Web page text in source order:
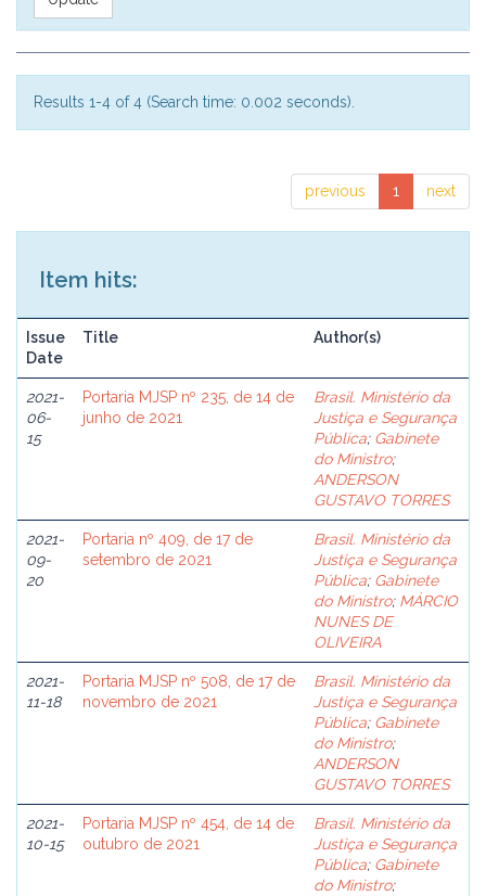
Results 1-4 of 4 (Search time: 0.002 seconds).
previous 1 next
Item hits:
Issue
Date
Title Author(s)
2021-
06-
15
Portaria MJSP nº 235, de 14 de
junho de 2021
Brasil. Ministério da
Justiça e Segurança
Pública; Gabinete
do Ministro;
ANDERSON
GUSTAVO TORRES
2021-
09-
20
Portaria nº 409, de 17 de
setembro de 2021
Brasil. Ministério da
Justiça e Segurança
Pública; Gabinete
do Ministro; MÁRCIO
NUNES DE
OLIVEIRA
2021-
11-18
Portaria MJSP nº 508, de 17 de
novembro de 2021
Brasil. Ministério da
Justiça e Segurança
Pública; Gabinete
do Ministro;
ANDERSON
GUSTAVO TORRES
2021-
10-15
Portaria MJSP nº 454, de 14 de
outubro de 2021
Brasil. Ministério da
Justiça e Segurança
Pública; Gabinete
do Ministro;